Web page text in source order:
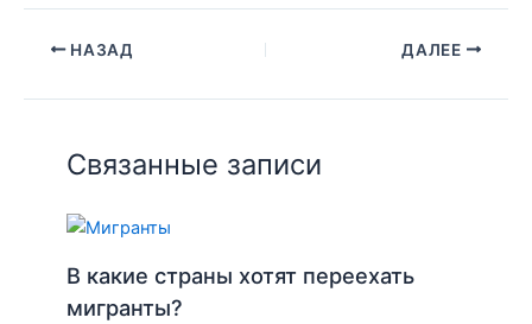
НАЗАД ДАЛЕЕ
Связанные записи
В какие страны хотят переехать
мигранты?